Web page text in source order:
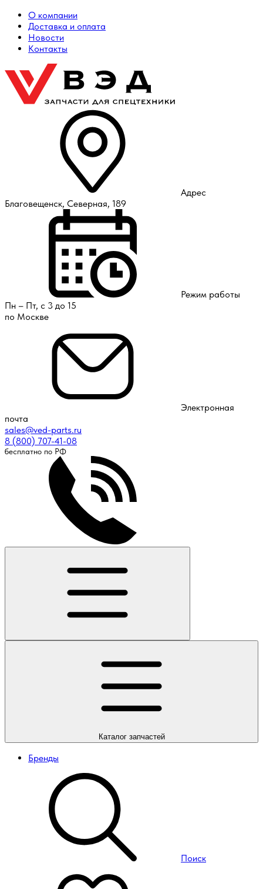
О компании
Доставка и оплата
Новости
Контакты
Адрес
Благовещенск, Северная, 189
Режим работы
Пн – Пт, с 3 до 15
по Москве
Электронная
почта
sales@ved-parts.ru
8 (800) 707-41-08
бесплатно по РФ
Каталогзапчастей
Бренды
Поиск